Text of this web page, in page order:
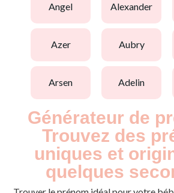
angel alexander
azer aubry
arsen adelin
Générateur de
Trouvez des
uniques et
quelques